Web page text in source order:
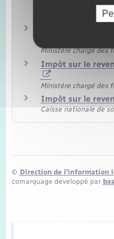
Ministère chargé des
Ministère chargé des
Impôt sur le
Ministère chargé des
Impôt sur le
Caisse nationale de
© Direction de l’information
comarquage developpé par